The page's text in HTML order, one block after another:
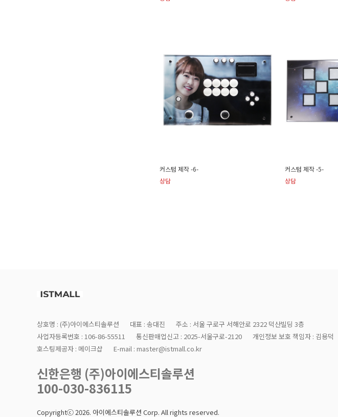
커스텀 제작 -6-
상담
커스텀 제작 -5-
상담
상호명 : (주)아이에스티솔루션 대표 : 송대진
주소 : 서울 구로구 서해안로 2322 덕산빌딩 3층
사업자등록번호 : 106-86-55511
통신판매업신고 : 2025-서울구로-2120 개인정보 보호 책임자 : 김용덕
호스팅제공자 : 메이크샵
E-mail : master@istmall.co.kr
신한은행 (주)아이에스티솔루션
100-030-836115
Copyrightⓒ 2026. 아이에스티솔루션 Corp. All rights reserved.